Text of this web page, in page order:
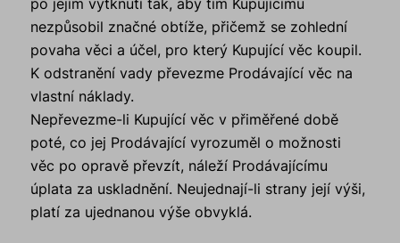
po jejím vytknutí tak, aby tím Kupujícímu
nezpůsobil značné obtíže, přičemž se zohlední
povaha věci a účel, pro který Kupující věc koupil.
K odstranění vady převezme Prodávající věc na
vlastní náklady.
Nepřevezme-li Kupující věc v přiměřené době
poté, co jej Prodávající vyrozuměl o možnosti
věc po opravě převzít, náleží Prodávajícímu
úplata za uskladnění. Neujednají-li strany její výši,
platí za ujednanou výše obvyklá.